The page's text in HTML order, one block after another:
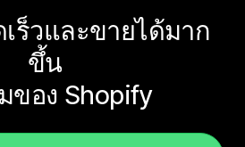
เร็วและขายได้มาก
ขึ้น
ของ Shopify